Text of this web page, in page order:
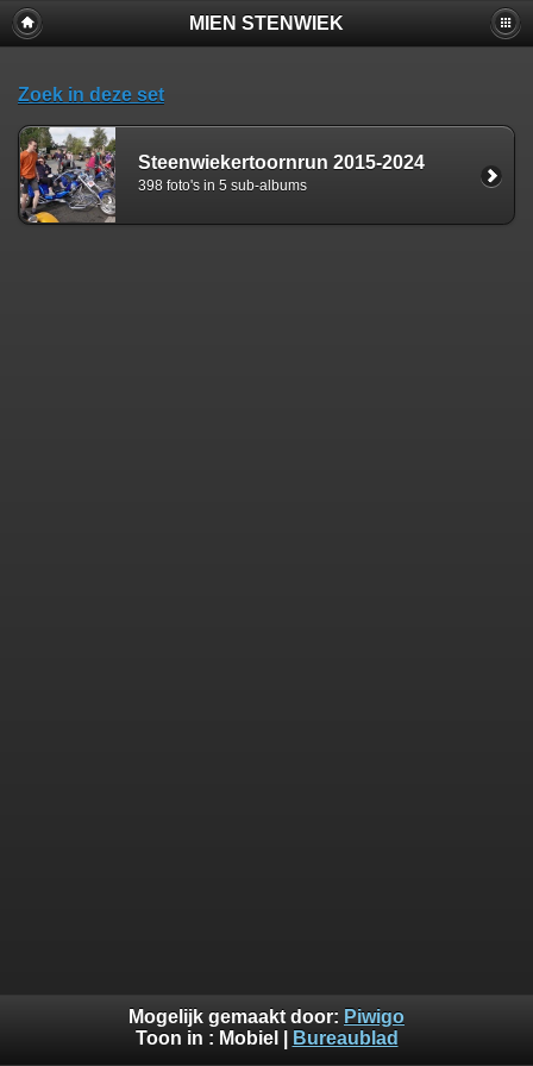
MIEN STENWIEK
Zoek in deze set
Steenwiekertoornrun 2015-2024
398 foto's in 5 sub-albums
Mogelijk gemaakt door: Piwigo
Toon in : Mobiel Bureaublad